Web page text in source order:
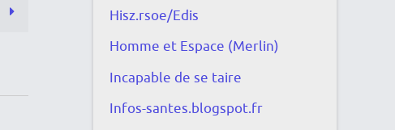
Hisz.rsoe/Edis
Homme et Espace (Merlin)
Incapable de se taire
Infos-santes.blogspot.fr